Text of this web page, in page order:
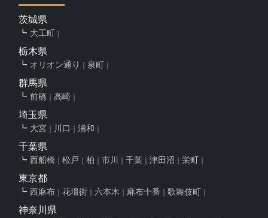
茨城県
大工町
栃木県
オリオン通り 泉町
群馬県
前橋 高崎
埼玉県
大宮 川口 浦和
千葉県
西船橋 松戸 柏 市川 千葉 津田沼 栄町
東京都
西麻布 花壇街 六本木 麻布十番 歌舞伎町
神奈川県